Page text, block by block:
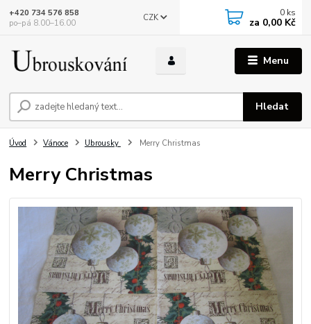
Menu
CZK
Hledat
+420 734 576 858
po–pá 8.00–16.00
0 ks
za 0,00 Kč
Úvod Vánoce Ubrousky Merry Christmas
Merry Christmas